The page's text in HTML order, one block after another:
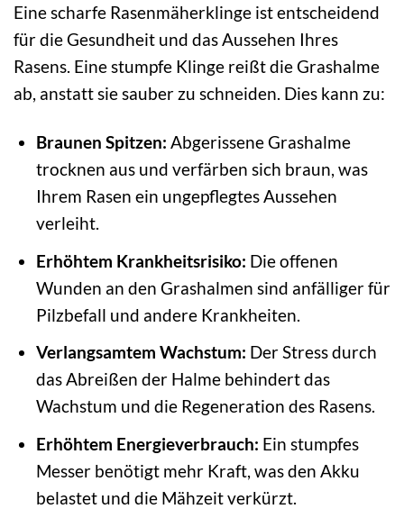
Eine scharfe Rasenmäherklinge ist entscheidend
für die Gesundheit und das Aussehen Ihres
Rasens. Eine stumpfe Klinge reißt die Grashalme
ab, anstatt sie sauber zu schneiden. Dies kann zu:
Braunen Spitzen: Abgerissene Grashalme
trocknen aus und verfärben sich braun, was
Ihrem Rasen ein ungepflegtes Aussehen
verleiht.
Erhöhtem Krankheitsrisiko: Die offenen
Wunden an den Grashalmen sind anfälliger für
Pilzbefall und andere Krankheiten.
Verlangsamtem Wachstum: Der Stress durch
das Abreißen der Halme behindert das
Wachstum und die Regeneration des Rasens.
Erhöhtem Energieverbrauch: Ein stumpfes
Messer benötigt mehr Kraft, was den Akku
belastet und die Mähzeit verkürzt.